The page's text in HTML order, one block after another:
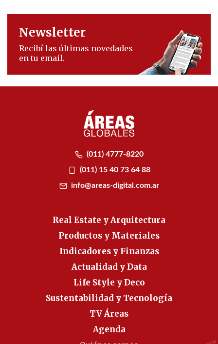
Newsletter
Recibí las últimas novedades
en tu email.
(011) 4777-8220
(011) 15 40 73 64 88
info@areas-digital.com.ar
Real Estate y Arquitectura
Productos y Materiales
Indicadores y Finanzas
Actualidad y Data
Life Style y Deco
Sustentabilidad y Tecnología
TV Áreas
Agenda